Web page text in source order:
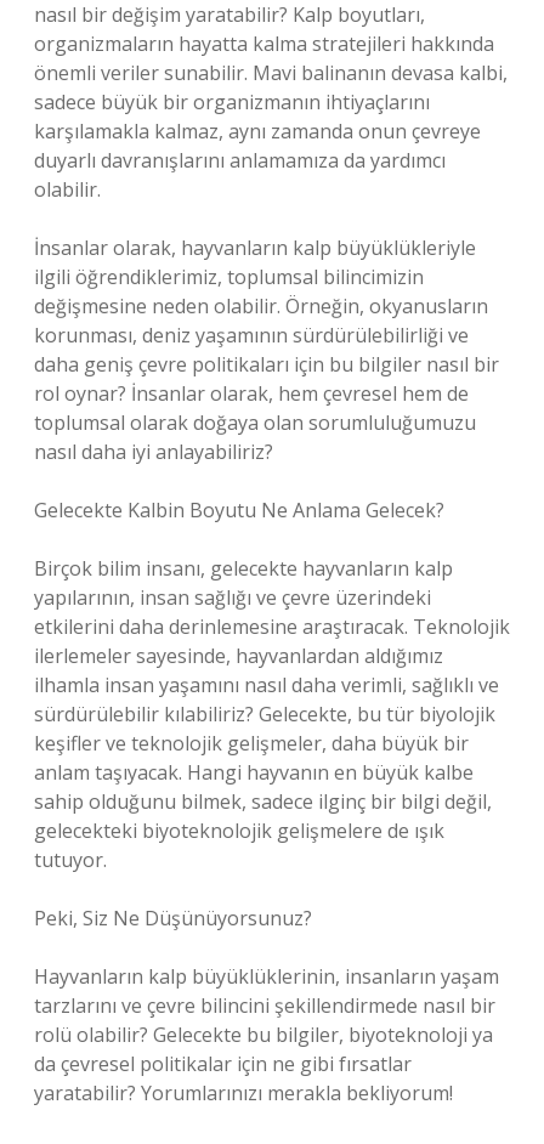
nasıl bir değişim yaratabilir? Kalp boyutları,
organizmaların hayatta kalma stratejileri hakkında
önemli veriler sunabilir. Mavi balinanın devasa kalbi,
sadece büyük bir organizmanın ihtiyaçlarını
karşılamakla kalmaz, aynı zamanda onun çevreye
duyarlı davranışlarını anlamamıza da yardımcı
olabilir.
İnsanlar olarak, hayvanların kalp büyüklükleriyle
ilgili öğrendiklerimiz, toplumsal bilincimizin
değişmesine neden olabilir. Örneğin, okyanusların
korunması, deniz yaşamının sürdürülebilirliği ve
daha geniş çevre politikaları için bu bilgiler nasıl bir
rol oynar? İnsanlar olarak, hem çevresel hem de
toplumsal olarak doğaya olan sorumluluğumuzu
nasıl daha iyi anlayabiliriz?
Gelecekte Kalbin Boyutu Ne Anlama Gelecek?
Birçok bilim insanı, gelecekte hayvanların kalp
yapılarının, insan sağlığı ve çevre üzerindeki
etkilerini daha derinlemesine araştıracak. Teknolojik
ilerlemeler sayesinde, hayvanlardan aldığımız
ilhamla insan yaşamını nasıl daha verimli, sağlıklı ve
sürdürülebilir kılabiliriz? Gelecekte, bu tür biyolojik
keşifler ve teknolojik gelişmeler, daha büyük bir
anlam taşıyacak. Hangi hayvanın en büyük kalbe
sahip olduğunu bilmek, sadece ilginç bir bilgi değil,
gelecekteki biyoteknolojik gelişmelere de ışık
tutuyor.
Peki, Siz Ne Düşünüyorsunuz?
Hayvanların kalp büyüklüklerinin, insanların yaşam
tarzlarını ve çevre bilincini şekillendirmede nasıl bir
rolü olabilir? Gelecekte bu bilgiler, biyoteknoloji ya
da çevresel politikalar için ne gibi fırsatlar
yaratabilir? Yorumlarınızı merakla bekliyorum!